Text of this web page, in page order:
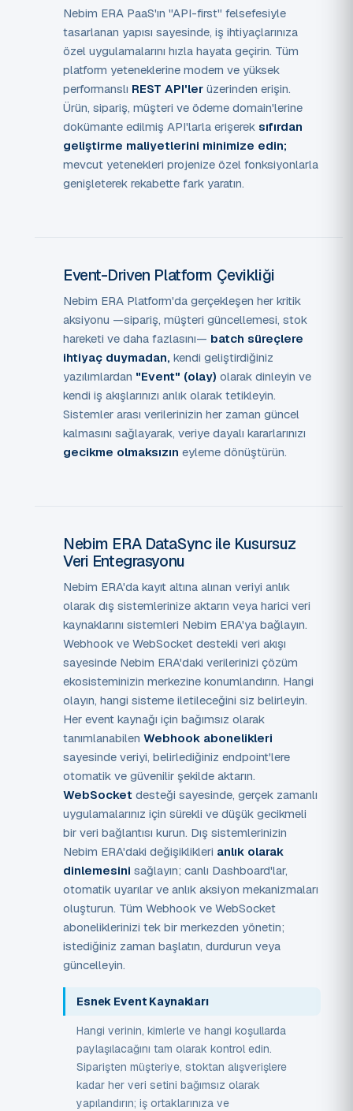
Nebim ERA PaaS'ın "API-first" felsefesiyle
tasarlanan yapısı sayesinde, iş ihtiyaçlarınıza
özel uygulamalarını hızla hayata geçirin. Tüm
platform yeteneklerine modern ve yüksek
performanslı REST API'ler üzerinden erişin.
Ürün, sipariş, müşteri ve ödeme domain'lerine
dokümante edilmiş API'larla erişerek sıfırdan
geliştirme maliyetlerini minimize edin;
mevcut yetenekleri projenize özel fonksiyonlarla
genişleterek rekabette fark yaratın.
Event-Driven Platform Çevikliği
Nebim ERA Platform'da gerçekleşen her kritik
aksiyonu —sipariş, müşteri güncellemesi, stok
hareketi ve daha fazlasını— batch süreçlere
ihtiyaç duymadan, kendi geliştirdiğiniz
yazılımlardan "Event" (olay) olarak dinleyin ve
kendi iş akışlarınızı anlık olarak tetikleyin.
Sistemler arası verilerinizin her zaman güncel
kalmasını sağlayarak, veriye dayalı kararlarınızı
gecikme olmaksızın eyleme dönüştürün.
Nebim ERA DataSync ile Kusursuz
Veri Entegrasyonu
Nebim ERA'da kayıt altına alınan veriyi anlık
olarak dış sistemlerinize aktarın veya harici veri
kaynaklarını sistemleri Nebim ERA'ya bağlayın.
Webhook ve WebSocket destekli veri akışı
sayesinde Nebim ERA'daki verilerinizi çözüm
ekosisteminizin merkezine konumlandırın. Hangi
olayın, hangi sisteme iletileceğini siz belirleyin.
Her event kaynağı için bağımsız olarak
tanımlanabilen Webhook abonelikleri
sayesinde veriyi, belirlediğiniz endpoint'lere
otomatik ve güvenilir şekilde aktarın.
WebSocket desteği sayesinde, gerçek zamanlı
uygulamalarınız için sürekli ve düşük gecikmeli
bir veri bağlantısı kurun. Dış sistemlerinizin
Nebim ERA'daki değişiklikleri anlık olarak
dinlemesini sağlayın; canlı Dashboard'lar,
otomatik uyarılar ve anlık aksiyon mekanizmaları
oluşturun. Tüm Webhook ve WebSocket
aboneliklerinizi tek bir merkezden yönetin;
istediğiniz zaman başlatın, durdurun veya
güncelleyin.
Esnek Event Kaynakları
Hangi verinin, kimlerle ve hangi koşullarda
paylaşılacağını tam olarak kontrol edin.
Siparişten müşteriye, stoktan alışverişlere
kadar her veri setini bağımsız olarak
yapılandırın; iş ortaklarınıza ve